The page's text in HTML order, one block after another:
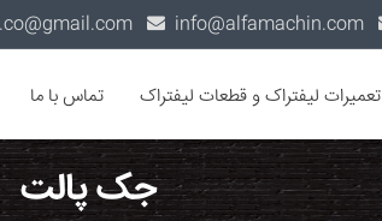
تعمیرات لیفتراک و قطعات لیفتراک تماس با ما
جک پالت